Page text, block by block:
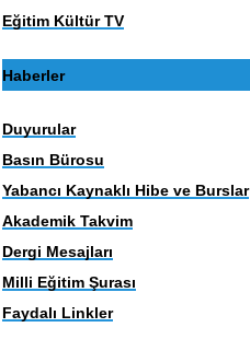
Eğitim Kültür TV
Haberler
Duyurular
Basın Bürosu
Yabancı Kaynaklı Hibe ve Burslar
Akademik Takvim
Dergi Mesajları
Milli Eğitim Şurası
Faydalı Linkler